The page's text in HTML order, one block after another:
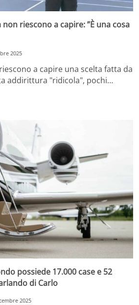
riescono a capire: ”È una cosa
2025
a capire una scelta fatta da
addirittura "ridicola", pochi…
possiede 17.000 case e 52
di Carlo
2025